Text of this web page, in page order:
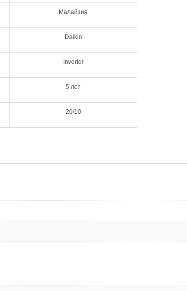
Малайзия
Daikin
Inverter
5 лет
20/10